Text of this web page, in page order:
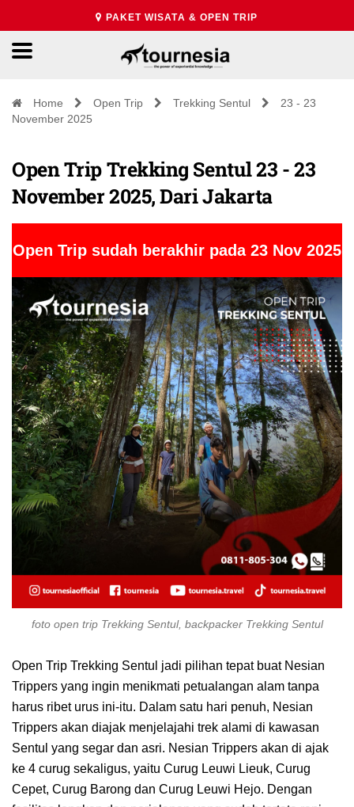
PAKET WISATA & OPEN TRIP
Home Open Trip Trekking Sentul
23 - 23
November 2025
Open Trip Trekking Sentul 23 - 23
November 2025, Dari Jakarta
Open Trip sudah berakhir pada 23 Nov 2025
foto open trip Trekking Sentul, backpacker Trekking Sentul
Open Trip Trekking Sentul jadi pilihan tepat buat Nesian
Trippers yang ingin menikmati petualangan alam tanpa
harus ribet urus ini-itu. Dalam satu hari penuh, Nesian
Trippers akan diajak menjelajahi trek alami di kawasan
Sentul yang segar dan asri. Nesian Trippers akan di ajak
ke 4 curug sekaligus, yaitu Curug Leuwi Lieuk, Curug
Cepet, Curug Barong dan Curug Leuwi Hejo. Dengan